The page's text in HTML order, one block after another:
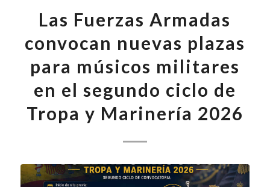
Las Fuerzas Armadas
convocan nuevas plazas
para músicos militares
en el segundo ciclo de
Tropa y Marinería 2026